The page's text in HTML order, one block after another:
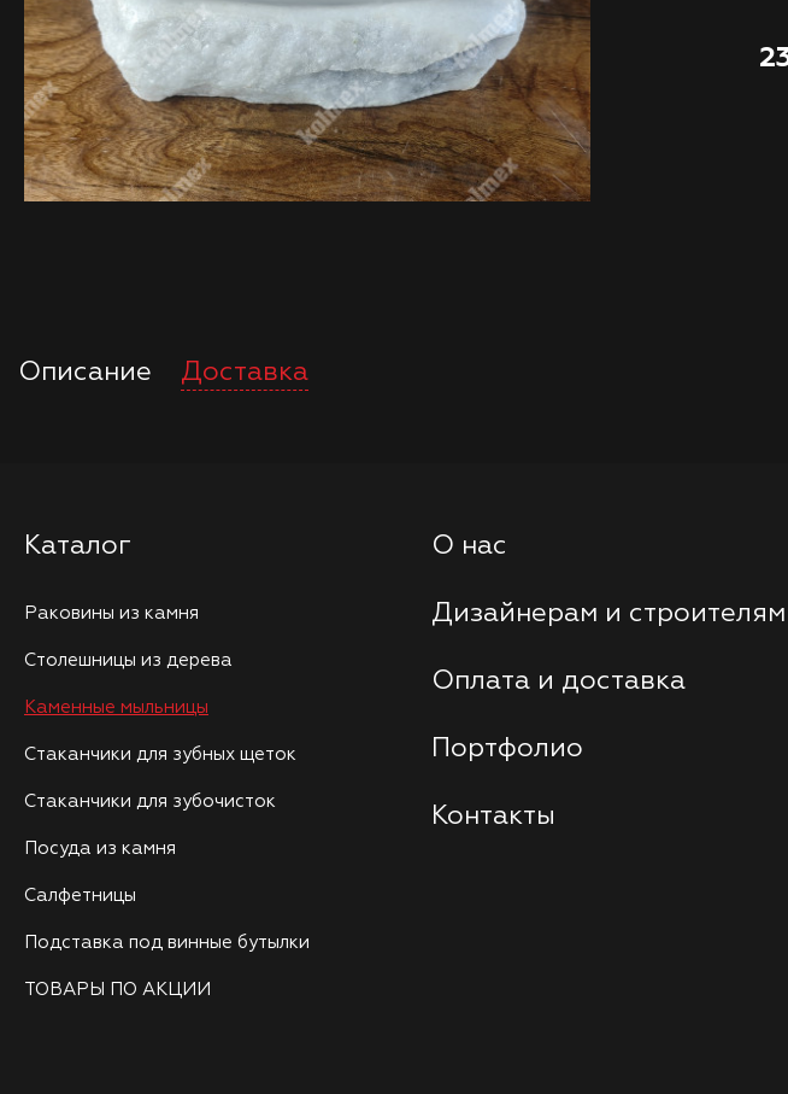
Описание Доставка
Каталог
Раковины из камня
Столешницы из дерева
Каменные мыльницы
Стаканчики для зубных щеток
Стаканчики для зубочисток
Посуда из камня
Салфетницы
Подставка под винные бутылки
ТОВАРЫ ПО АКЦИИ
О нас
Дизайнерам и строителям
Оплата и доставка
Портфолио
Контакты